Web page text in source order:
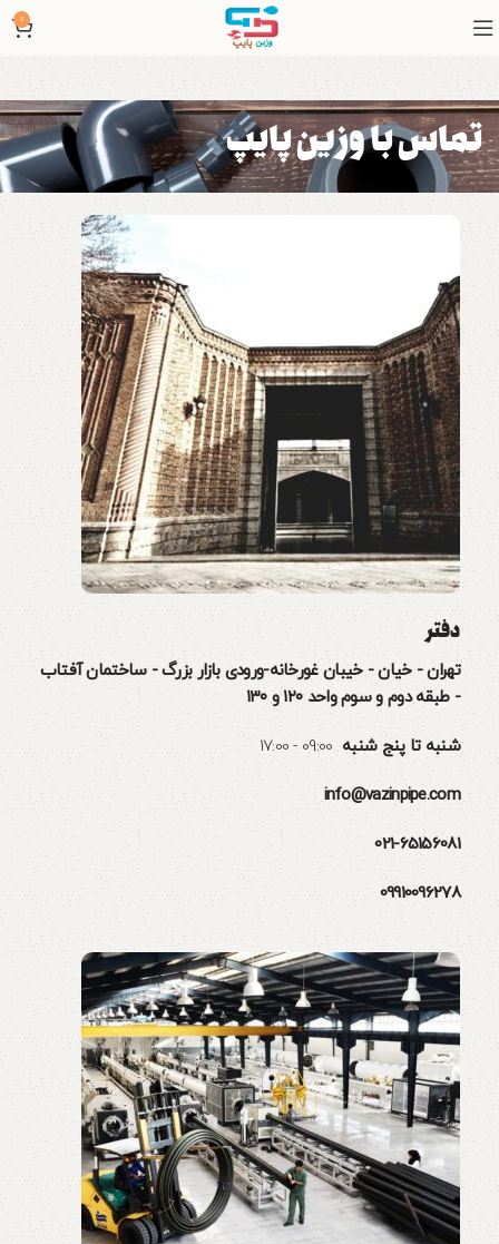
0
تماس با وزین پایپ
دفتر
تهران - خیان - خیبان غورخانه-ورودی بازار بزرگ - ساختمان آفتاب
- طبقه دوم و سوم واحد ۱۲۰ و ۱۳۰
شنبه تا پنج شنبه
info@vazinpipe.com
021-65156081
09910096278